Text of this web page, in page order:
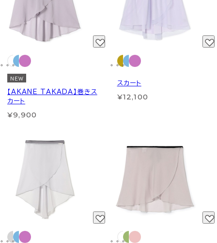
NEW
【AKANE TAKADA】巻きス
カート
¥9,900
スカート
¥12,100